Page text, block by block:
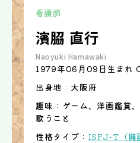
看護師
濱𦚰 直行
Naoyuki Hamawaki
1979年06月09日生まれ
出身地 : 大阪府
趣味 : ゲーム、洋画鑑
歌うこと
性格タイプ : ISFJ-T（擁